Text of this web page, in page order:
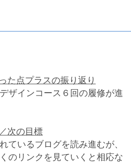
た点プラスの振り返り
ザインコース６回の履修が進
次の目標
ているブログを読み進むが、
のリンクを見ていくと相応な